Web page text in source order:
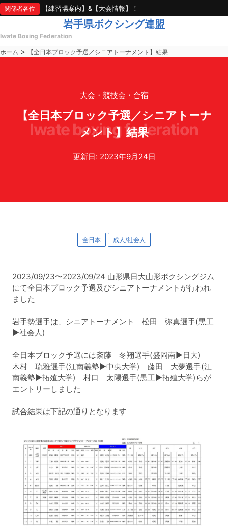
関係者各位 【練習場案内】&【大会情報】！
岩手県ボクシング連盟
Iwate Boxing Federation
ホーム > 【全日本ブロック予選／シニアトーナメント】結果
iwate boxing federation
大会・競技会・合宿
【全日本ブロック予選／シニアトーナ
メント】結果
更新日: 2023年9月24日
全日本 成人/社会人
2023/09/23〜2023/09/24 山形県日大山形ボクシングジム
にて全日本ブロック予選及びシニアトーナメントが行われ
ました
岩手勢選手は、 シニアトーナメント 松田 弥真選手(黒工
▶︎社会人)
全日本ブロック予選には斎藤 冬翔選手(盛岡南▶︎日大)
木村 琉雅選手(江南義塾▶︎中央大学) 藤田 大夢選手(江
南義塾▶︎拓殖大学) 村口 太陽選手(黒工▶︎拓殖大学)らが
エントリーしました
試合結果は下記の通りとなります